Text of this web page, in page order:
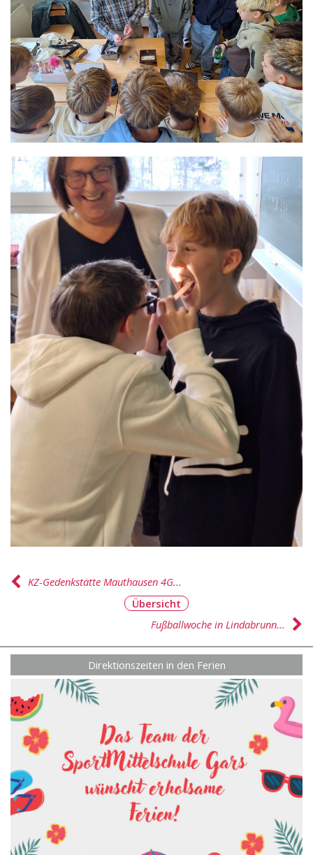
KZ-Gedenkstätte Mauthausen 4G...
Übersicht
Fußballwoche in Lindabrunn...
Direktionszeiten in den Ferien